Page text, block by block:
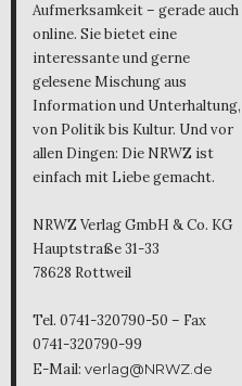
Aufmerksamkeit – gerade auch
online. Sie bietet eine
interessante und gerne
gelesene Mischung aus
Information und Unterhaltung,
von Politik bis Kultur. Und vor
allen Dingen: Die NRWZ ist
einfach mit Liebe gemacht.
NRWZ Verlag GmbH & Co. KG
Hauptstraße 31-33
78628 Rottweil
Tel. 0741-320790-50 – Fax
0741-320790-99
E-Mail: verlag@NRWZ.de